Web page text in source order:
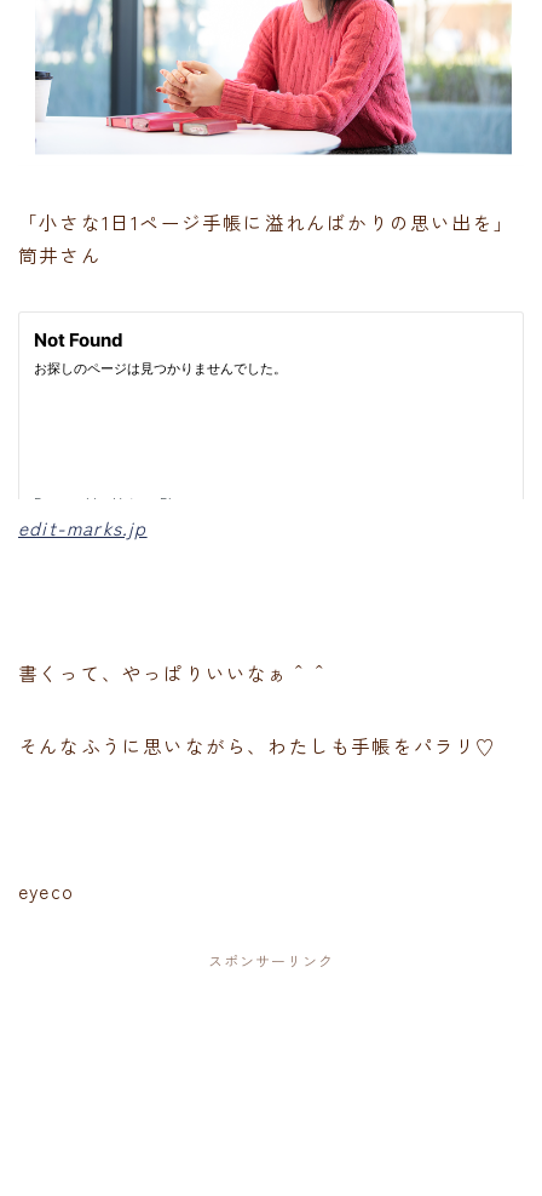
「小さな1日1ページ手帳に溢れんばかりの思い出を」
筒井さん
edit-marks.jp
書くって、やっぱりいいなぁ＾＾
そんなふうに思いながら、わたしも手帳をパラリ♡
eyeco
スポンサーリンク